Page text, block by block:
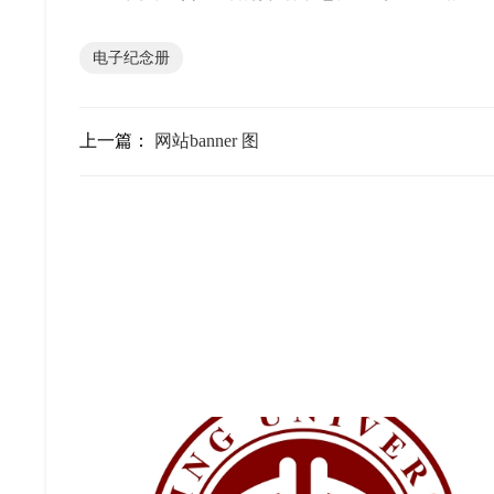
电子纪念册
上一篇： 网站banner 图